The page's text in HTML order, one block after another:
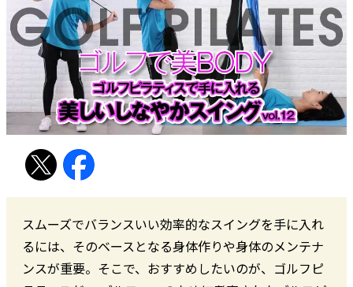
スムーズでバランスいい効率的なスイングを手に入れ
るには、そのベースとなる身体作りや身体のメンテナ
ンスが重要。そこで、おすすめしたいのが、ゴルフピ